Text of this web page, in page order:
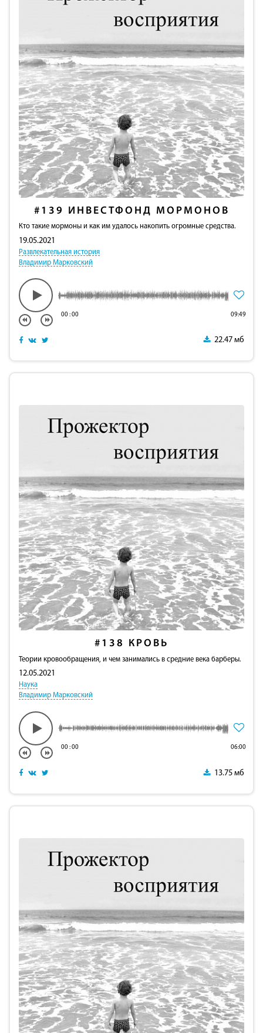
#139 ИНВЕСТФОНД МОРМОНОВ
Кто такие мормоны и как им удалось накопить огромные средства.
19.05.2021
Развлекательная история
Владимир Марковский
00:00 09:49
22.47 мб
#138 КРОВЬ
Теории кровообращения, и чем занимались в средние века барберы.
12.05.2021
Наука
Владимир Марковский
00:00 06:00
13.75 мб